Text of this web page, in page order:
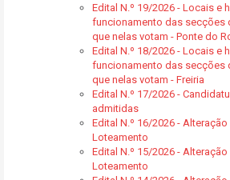
Edital N.º 19/2026 - Locais e
funcionamento das secções
que nelas votam - Ponte do
Edital N.º 18/2026 - Locais e
funcionamento das secções
que nelas votam - Freiria
Edital N.º 17/2026 -
admitidas
Edital N.º 16/2026 -
Loteamento
Edital N.º 15/2026 -
Loteamento